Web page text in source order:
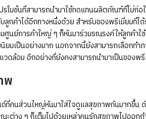
รโมชั่นที่สามารถนำมาใช้ทดแทนผลิตภัณฑ์ที่ไม่ก่
กค้าได้อีกทางหนึ่งด้วย สำหรับของพรีเมี่ยมที่ไ
นย์การค้าใหญ่ ๆ ก็หันมาร่วมรณรงค์ให้ลูกค้าใ
ยมเป็นอย่างมาก นอกจากนี้ยังสามารถเลือกทำ
วดล้อม อีกอย่างที่ยังคงสามารถนำมาเป็นของ
พ
ที่คนส่วนใหญ่หันมาใส่ใจดูแลสุขภาพกันมากขึ้น